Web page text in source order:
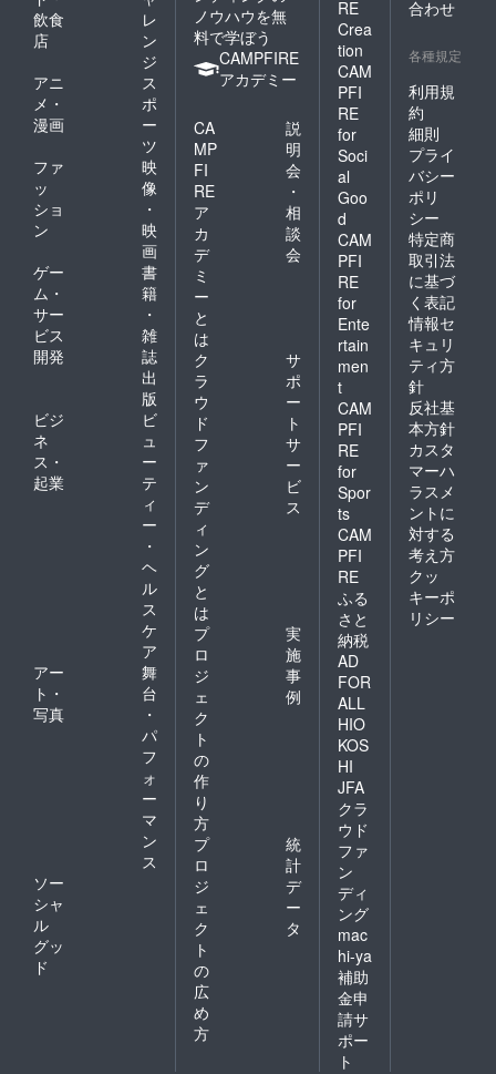
飲食
店
レ
ン
ジ
アニ
メ・
漫画
ス
ポ
ー
ツ
ファ
ッ
ショ
ン
映
像
・
映
画
ゲー
ム・
サー
ビス
開発
書
籍
・
雑
誌
出
版
ビジ
ネ
ス・
起業
ビ
ュ
ー
テ
ィ
ー
・
ヘ
ル
ス
ケ
ア
アー
ト・
写真
舞
台
・
パ
フ
ォ
ー
マ
ン
ス
ソー
シャ
ル
グッ
ド
ノウハウを無
料で学ぼう
CAMPFIRE
アカデミー
CA
MP
FI
RE
ア
カ
デ
ミ
ー
と
は
説
明
会
・
相
談
会
ク
ラ
ウ
ド
フ
ァ
ン
デ
ィ
ン
グ
と
は
サ
ポ
ー
ト
サ
ー
ビ
ス
プ
ロ
ジ
ェ
ク
ト
の
作
り
方
実
施
事
例
プ
ロ
ジ
ェ
ク
ト
の
広
め
方
統
計
デ
ー
タ
RE
Crea
tion
CAM
PFI
RE
for
Soci
al
Goo
d
CAM
PFI
RE
for
Ente
rtain
men
t
CAM
PFI
RE
for
Spor
ts
CAM
PFI
RE
ふる
さと
納税
AD
FOR
ALL
HIO
KOS
HI
JFA
クラ
ウド
ファ
ン
ディ
ング
mac
hi-ya
補助
金申
請サ
ポー
ト
合わせ
各種規定
利用規
約
細則
プライ
バシー
ポリ
シー
特定商
取引法
に基づ
く表記
情報セ
キュリ
ティ方
針
反社基
本方針
カスタ
マーハ
ラスメ
ントに
対する
考え方
クッ
キーポ
リシー